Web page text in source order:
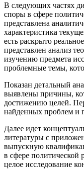
В следующих частях
споры в сфере
представлена
характеристика
есть раскрыто
представлен анализ
изучению предмета
проблемные темы,
Показан детальный
выявлены причины,
достижению целей.
найденных проблем и
Далее идет
литературы с
выпускную
в сфере
целое исследование